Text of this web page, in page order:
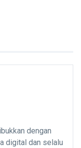
dengan
digital dan selalu